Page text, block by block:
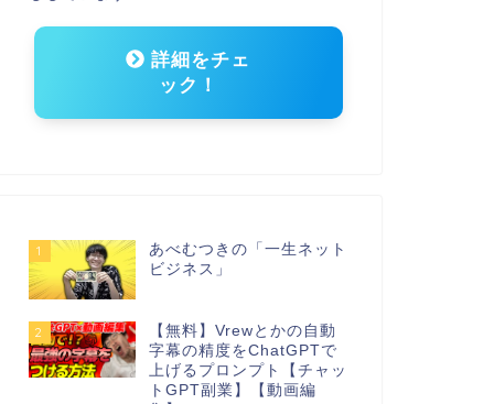
詳細をチェ
ック！
1
あべむつきの「一生ネット
ビジネス」
2
【無料】Vrewとかの自動
字幕の精度をChatGPTで
上げるプロンプト【チャッ
トGPT副業】【動画編